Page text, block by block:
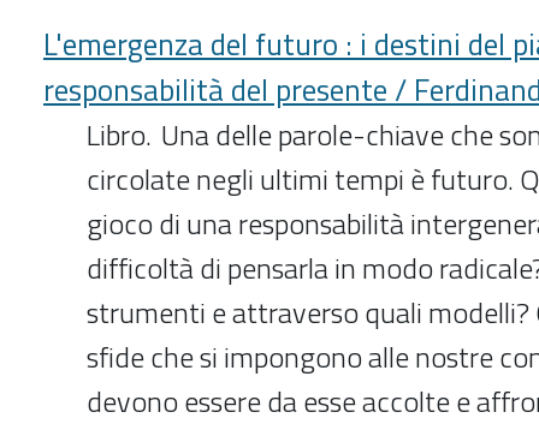
L'emergenza del futuro : i destini del
responsabilità del presente /
Libro. Una delle parole-chiave che
circolate negli ultimi tempi è futuro.
gioco di una responsabilità
difficoltà di pensarla in modo
strumenti e attraverso quali modelli?
sfide che si impongono alle nostre
devono essere da esse accolte e